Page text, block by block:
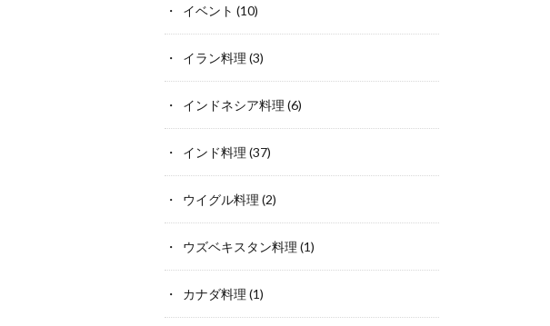
イベント (10)
イラン料理 (3)
インドネシア料理 (6)
インド料理 (37)
ウイグル料理 (2)
ウズベキスタン料理 (1)
カナダ料理 (1)